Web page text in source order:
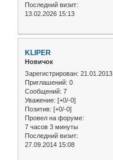
Последний визит:
13.02.2026 15:13
KLIPER
Новичок
Зарегистрирован: 21.01.2013
Приглашений: 0
Сообщений: 7
Уважение: [+0/-0]
Позитив: [+0/-0]
Провел на форуме:
7 часов 3 минуты
Последний визит:
27.09.2014 15:08